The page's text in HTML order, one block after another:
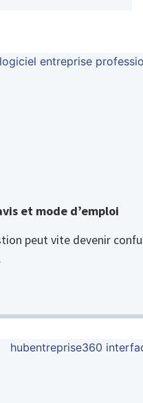
et mode d’emploi
peut vite devenir